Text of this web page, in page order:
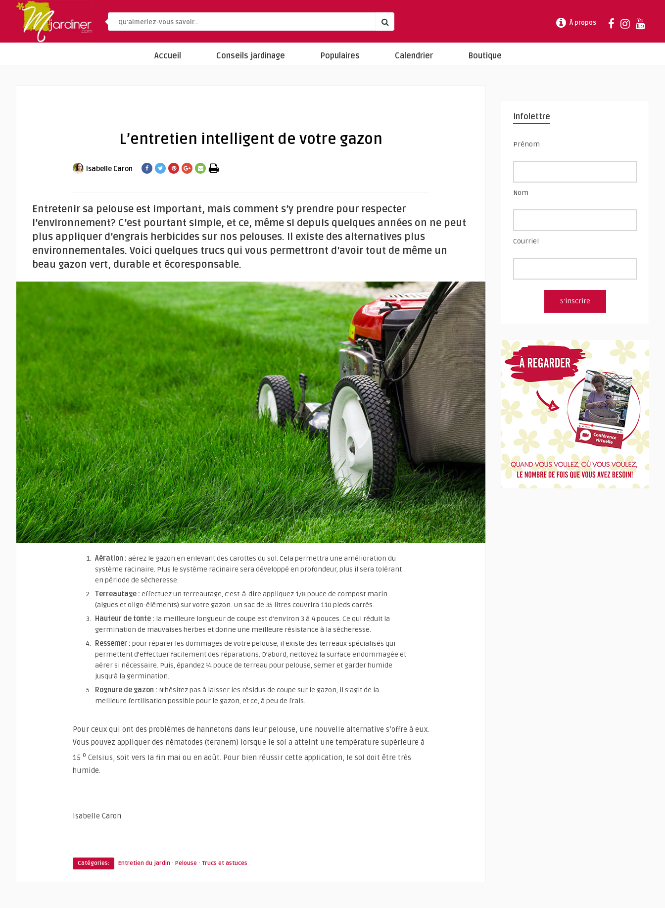
À propos
Accueil Conseils jardinage Populaires Calendrier Boutique
L’entretien intelligent de votre gazon
Isabelle Caron
Entretenir sa pelouse est important, mais comment s’y prendre pour respecter
l’environnement? C’est pourtant simple, et ce, même si depuis quelques années on ne peut
plus appliquer d’engrais herbicides sur nos pelouses. Il existe des alternatives plus
environnementales. Voici quelques trucs qui vous permettront d’avoir tout de même un
beau gazon vert, durable et écoresponsable.
Aération : aérez le gazon en enlevant des carottes du sol. Cela permettra une amélioration du
système racinaire. Plus le système racinaire sera développé en profondeur, plus il sera tolérant
en période de sécheresse.
Terreautage : effectuez un terreautage, c’est-à-dire appliquez 1/8 pouce de compost marin
(algues et oligo-éléments) sur votre gazon. Un sac de 35 litres couvrira 110 pieds carrés.
Hauteur de tonte : la meilleure longueur de coupe est d’environ 3 à 4 pouces. Ce qui réduit la
germination de mauvaises herbes et donne une meilleure résistance à la sécheresse.
Ressemer : pour réparer les dommages de votre pelouse, il existe des terreaux spécialisés qui
permettent d’effectuer facilement des réparations. D’abord, nettoyez la surface endommagée et
aérer si nécessaire. Puis, épandez ¼ pouce de terreau pour pelouse, semer et garder humide
jusqu’à la germination.
Rognure de gazon : N’hésitez pas à laisser les résidus de coupe sur le gazon, il s’agit de la
meilleure fertilisation possible pour le gazon, et ce, à peu de frais.
Pour ceux qui ont des problèmes de hannetons dans leur pelouse, une nouvelle alternative s’offre à eux.
Vous pouvez appliquer des nématodes (teranem) lorsque le sol a atteint une température supérieure à
15 o Celsius, soit vers la fin mai ou en août. Pour bien réussir cette application, le sol doit être très
humide.
Isabelle Caron
Catégories: Entretien du jardin · Pelouse · Trucs et astuces
Infolettre
Prénom
Nom
Courriel